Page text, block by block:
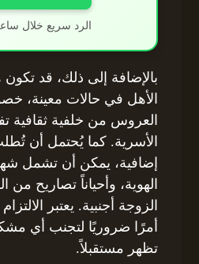
الرد سريع خلال
بالإضافة إلى ذلك، قد
الأهل في حالات معينة،
العروس من خلفية ثقافية
الأسرية. كما يُحتمل أن
إضافية، يمكن أن تشمل
الهوية، وأحياناً تصاريح من
الزوجة أجنبية. يعتبر
أمرًا ضروريًا لتجنب أي
تظهر مستقبلاً.